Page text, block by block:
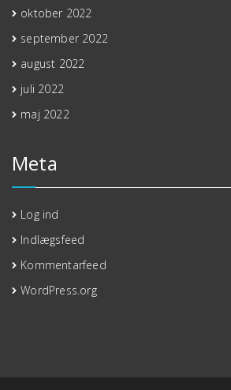
oktober 2022
september 2022
august 2022
juli 2022
maj 2022
Meta
Log ind
Indlægsfeed
Kommentarfeed
WordPress.org